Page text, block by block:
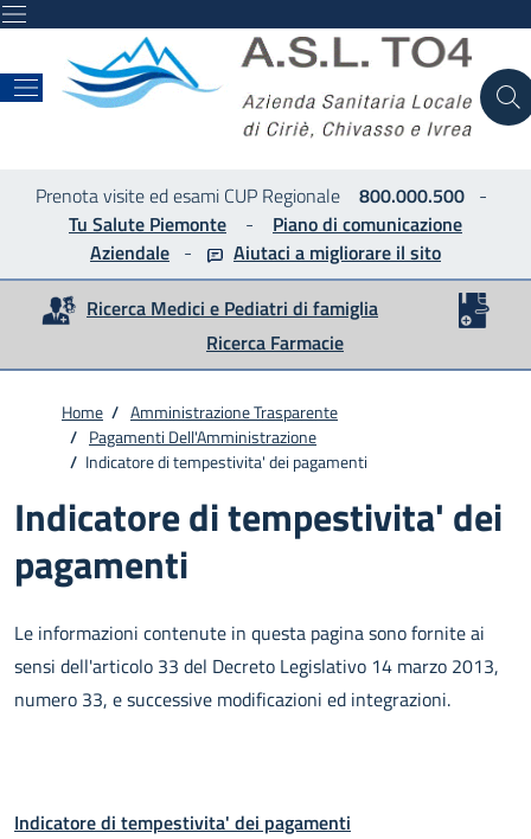
Prenota visite ed esami CUP Regionale 800.000.500-
Tu Salute Piemonte - Piano di comunicazione
Aziendale - Aiutaci a migliorare il sito
Ricerca Medici e Pediatri di famiglia
Ricerca Farmacie
Home / Amministrazione Trasparente
/ Pagamenti Dell'Amministrazione
/ Indicatore di tempestivita' dei pagamenti
Indicatore di tempestivita' dei
pagamenti
Le informazioni contenute in questa pagina sono fornite ai
sensi dell'articolo 33 del Decreto Legislativo 14 marzo 2013,
numero 33, e successive modificazioni ed integrazioni.
Indicatore di tempestivita' dei pagamenti